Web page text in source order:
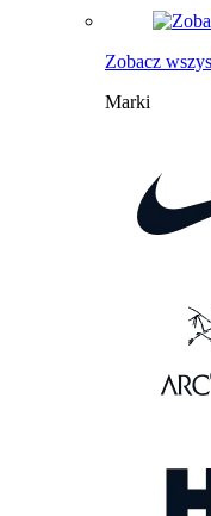
Zobacz
Marki